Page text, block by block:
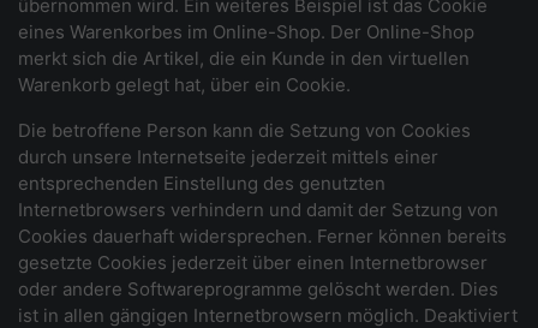
übernommen wird. Ein weiteres Beispiel ist das Cookie
eines Warenkorbes im Online-Shop. Der Online-Shop
merkt sich die Artikel, die ein Kunde in den virtuellen
Warenkorb gelegt hat, über ein Cookie.
Die betroffene Person kann die Setzung von Cookies
durch unsere Internetseite jederzeit mittels einer
entsprechenden Einstellung des genutzten
Internetbrowsers verhindern und damit der Setzung von
Cookies dauerhaft widersprechen. Ferner können bereits
gesetzte Cookies jederzeit über einen Internetbrowser
oder andere Softwareprogramme gelöscht werden. Dies
ist in allen gängigen Internetbrowsern möglich. Deaktiviert